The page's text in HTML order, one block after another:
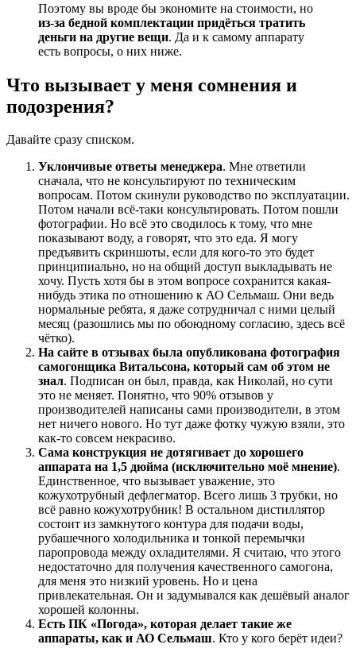
Поэтому вы вроде бы экономите на стоимости, но
из-за бедной комплектации придёться тратить
деньги на другие вещи. Да и к самому аппарату
есть вопросы, о них ниже.
Что вызывает у меня сомнения и
подозрения?
Давайте сразу списком.
Уклончивые ответы менеджера. Мне ответили
сначала, что не консультируют по техническим
вопросам. Потом скинули руководство по эксплуатации.
Потом начали всё-таки консультировать. Потом пошли
фотографии. Но всё это сводилось к тому, что мне
показывают воду, а говорят, что это еда. Я могу
предъявить скриншоты, если для кого-то это будет
принципиально, но на общий доступ выкладывать не
хочу. Пусть хотя бы в этом вопросе сохранится какая-
нибудь этика по отношению к АО Сельмаш. Они ведь
нормальные ребята, я даже сотрудничал с ними целый
месяц (разошлись мы по обоюдному согласию, здесь всё
чётко).
На сайте в отзывах была опубликована фотография
самогонщика Витальсона, который сам об этом не
знал. Подписан он был, правда, как Николай, но сути
это не меняет. Понятно, что 90% отзывов у
производителей написаны сами производители, в этом
нет ничего нового. Но тут даже фотку чужую взяли, это
как-то совсем некрасиво.
Сама конструкция не дотягивает до хорошего
аппарата на 1,5 дюйма (исключительно моё мнение).
Единственное, что вызывает уважение, это
кожухотрубный дефлегматор. Всего лишь 3 трубки, но
всё равно кожухотрубник! В остальном дистиллятор
состоит из замкнутого контура для подачи воды,
рубашечного холодильника и тонкой перемычки
паропровода между охладителями. Я считаю, что этого
недостаточно для получения качественного самогона,
для меня это низкий уровень. Но и цена
привлекательная. Он и задумывался как дешёвый аналог
хорошей колонны.
Есть ПК «Погода», которая делает такие же
аппараты, как и АО Сельмаш. Кто у кого берёт идеи?